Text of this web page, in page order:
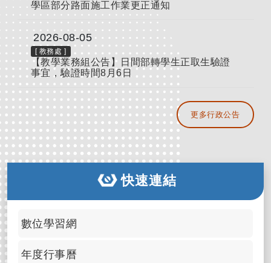
學區部分路面施工作業更正通知
2026-08-05
[ 教務處 ]
【教學業務組公告】日間部轉學生正取生驗證
事宜，驗證時間8月6日
更多行政公告
快速連結
數位學習網
年度行事曆